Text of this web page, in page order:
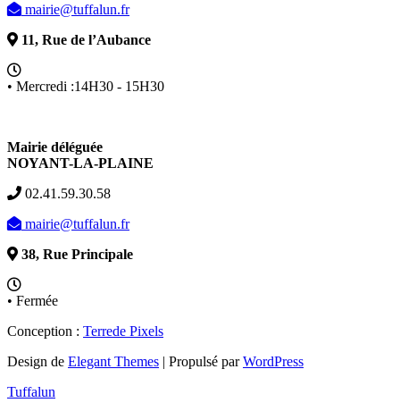
mairie@tuffalun.fr
11, Rue de l’Aubance
• Mercredi :14H30 - 15H30
Mairie déléguée
NOYANT-LA-PLAINE
02.41.59.30.58
mairie@tuffalun.fr
38, Rue Principale
• Fermée
Conception : Terrede Pixels
Design de Elegant Themes | Propulsé parWordPress
Tuffalun